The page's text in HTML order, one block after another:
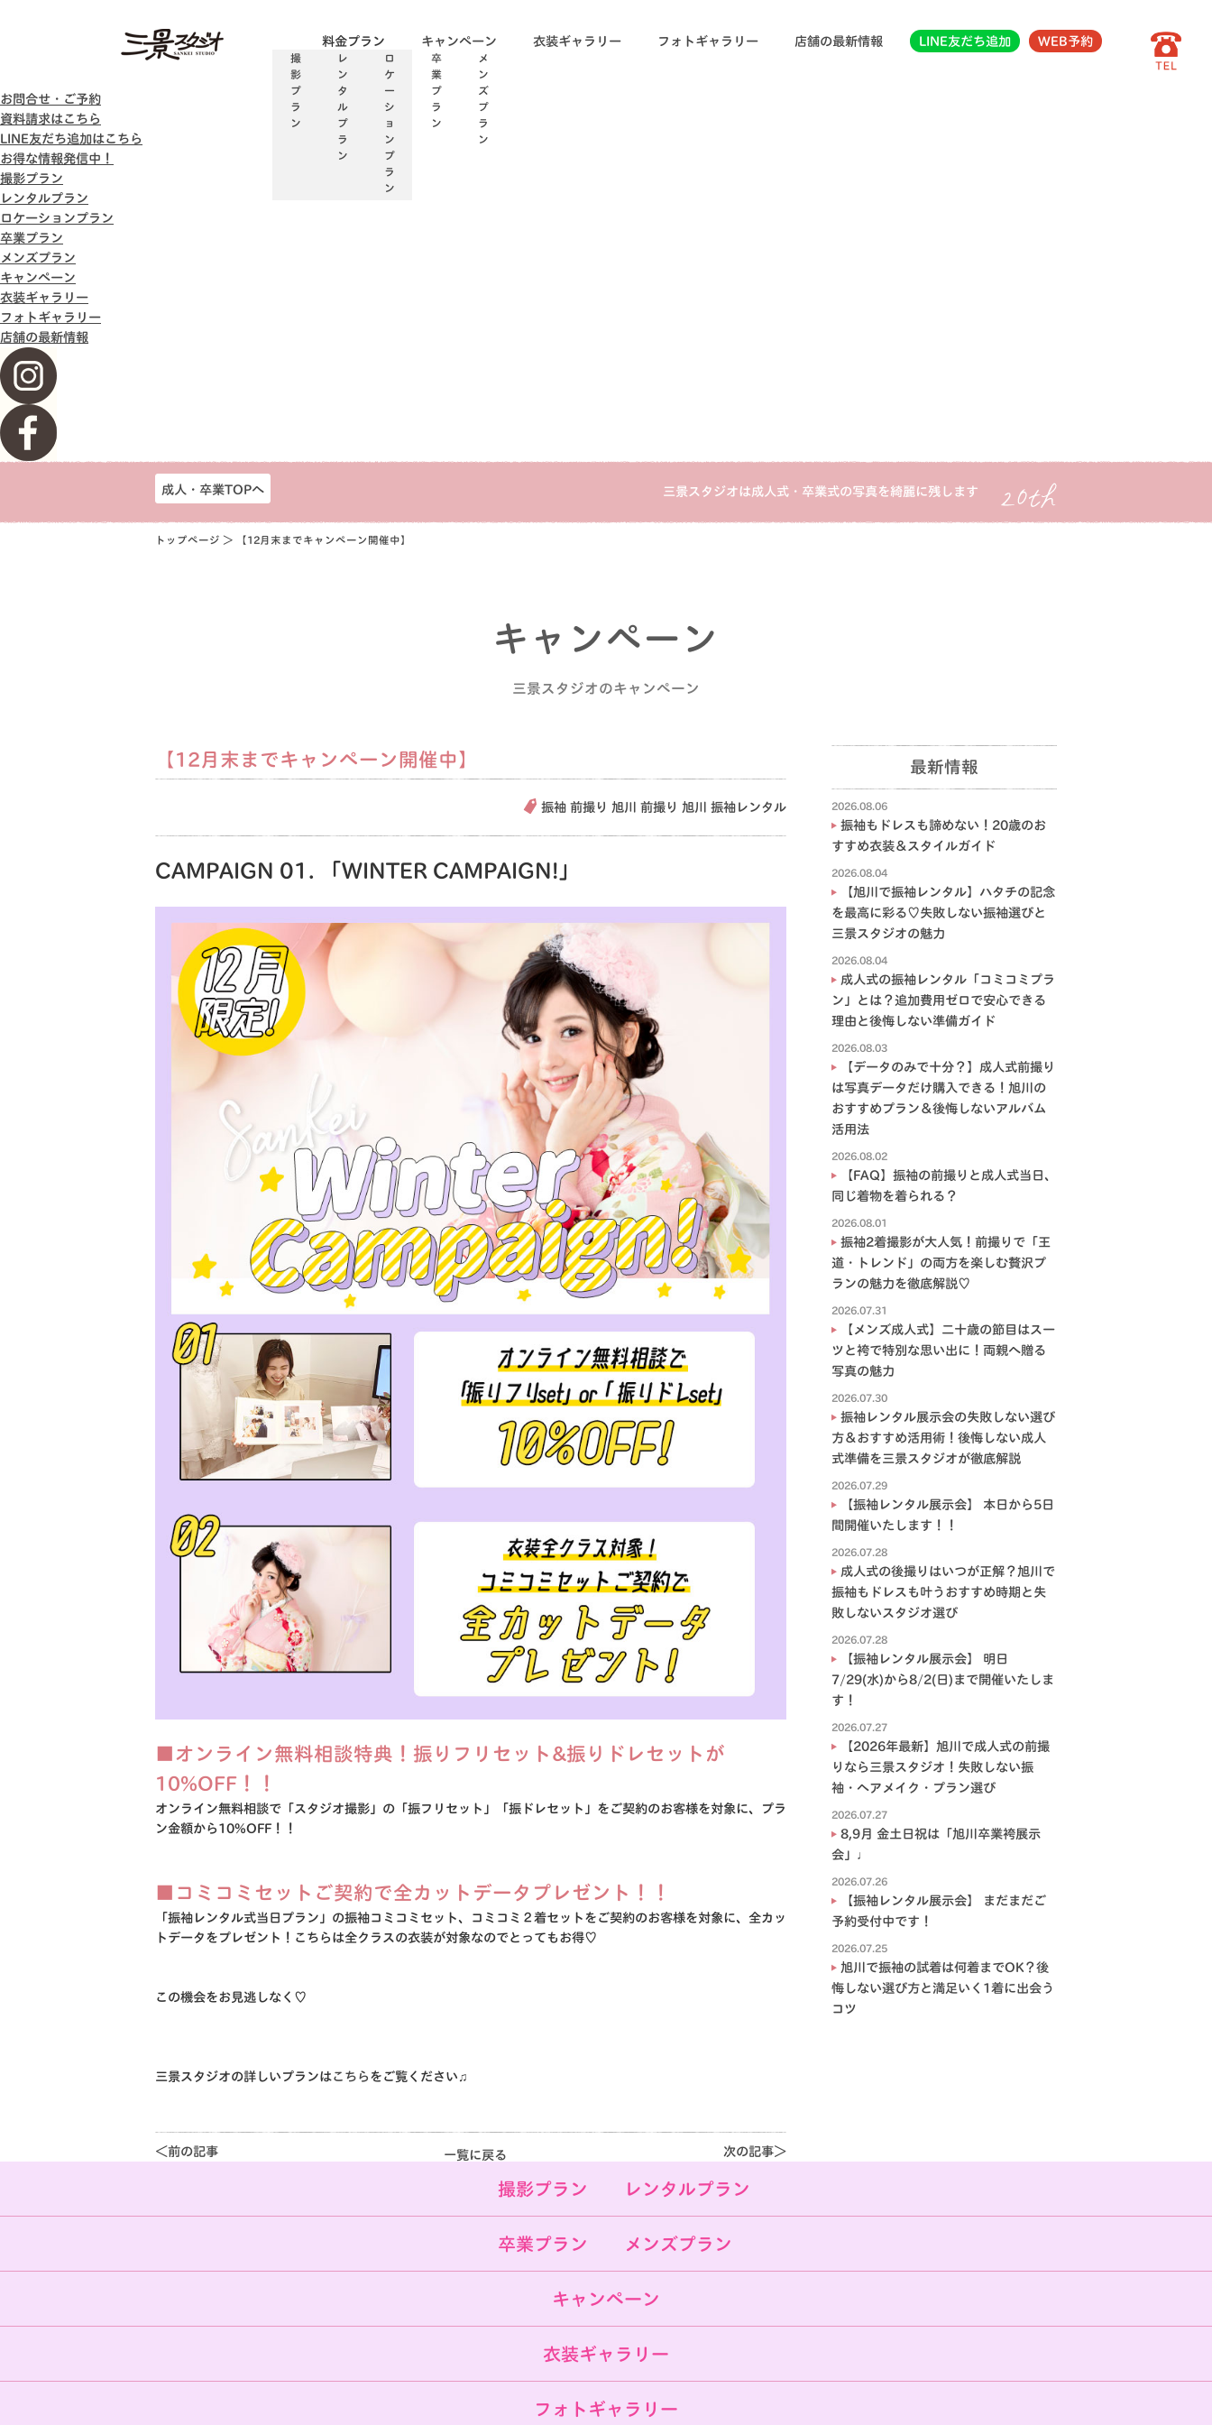
料金プラン
撮
影
プ
ラ
ン
レ
ン
タ
ル
プ
ラ
ン
ロ
ケ
ー
シ
ョ
ン
プ
ラ
ン
卒
業
プ
ラ
ン
メ
ン
ズ
プ
ラ
ン
キャンペーン 衣装ギャラリー フォトギャラリー 店舗の最新情報 LINE友だち追加 WEB予約
お問合せ・ご予約
資料請求はこちら
LINE友だち追加はこちら
お得な情報発信中！
撮影プラン
レンタルプラン
ロケーションプラン
卒業プラン
メンズプラン
キャンペーン
衣装ギャラリー
フォトギャラリー
店舗の最新情報
三景スタジオは成人式・卒業式の写真を綺麗に残します
成人・卒業TOPへ
トップページ ＞ 【12月末までキャンペーン開催中】
キャンペーン
三景スタジオのキャンペーン
【12月末までキャンペーン開催中】
振袖 前撮り 旭川 前撮り 旭川 振袖レンタル
CAMPAIGN 01. 「WINTER CAMPAIGN!」
■オンライン無料相談特典！振りフリセット&振りドレセットが
10%OFF！！
オンライン無料相談で「スタジオ撮影」の「振フリセット」「振ドレセット」をご契約のお客様を対象に、プラ
ン金額から10%OFF！！
■コミコミセットご契約で全カットデータプレゼント！！
「振袖レンタル式当日プラン」の振袖コミコミセット、コミコミ２着セットをご契約のお客様を対象に、全カッ
トデータをプレゼント！こちらは全クラスの衣装が対象なのでとってもお得♡
この機会をお見逃しなく♡
三景スタジオの詳しいプランはこちら をご覧ください♫
＜前の記事 次の記事＞
一覧に戻る
最新情報
2026.08.06
振袖もドレスも諦めない！20歳のお
すすめ衣装＆スタイルガイド
2026.08.04
【旭川で振袖レンタル】ハタチの記念
を最高に彩る♡失敗しない振袖選びと
三景スタジオの魅力
2026.08.04
成人式の振袖レンタル「コミコミプラ
ン」とは？追加費用ゼロで安心できる
理由と後悔しない準備ガイド
2026.08.03
【データのみで十分？】成人式前撮り
は写真データだけ購入できる！旭川の
おすすめプラン＆後悔しないアルバム
活用法
2026.08.02
【FAQ】振袖の前撮りと成人式当日、
同じ着物を着られる？
2026.08.01
振袖2着撮影が大人気！前撮りで「王
道・トレンド」の両方を楽しむ贅沢プ
ランの魅力を徹底解説♡
2026.07.31
【メンズ成人式】二十歳の節目はスー
ツと袴で特別な思い出に！両親へ贈る
写真の魅力
2026.07.30
振袖レンタル展示会の失敗しない選び
方＆おすすめ活用術！後悔しない成人
式準備を三景スタジオが徹底解説
2026.07.29
【振袖レンタル展示会】 本日から5日
間開催いたします！！
2026.07.28
成人式の後撮りはいつが正解？旭川で
振袖もドレスも叶うおすすめ時期と失
敗しないスタジオ選び
2026.07.28
【振袖レンタル展示会】 明日
7/29(水)から8/2(日)まで開催いたしま
す！
2026.07.27
【2026年最新】旭川で成人式の前撮
りなら三景スタジオ！失敗しない振
袖・ヘアメイク・プラン選び
2026.07.27
8,9月 金土日祝は「旭川卒業袴展示
会」♩
2026.07.26
【振袖レンタル展示会】 まだまだご
予約受付中です！
2026.07.25
旭川で振袖の試着は何着までOK？後
悔しない選び方と満足いく1着に出会う
コツ
撮影プラン レンタルプラン
卒業プラン メンズプラン
キャンペーン
衣装ギャラリー
フォトギャラリー